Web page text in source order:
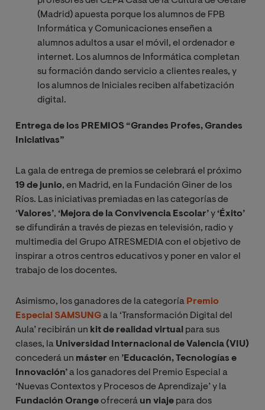
(Madrid) apuesta porque los alumnos de FPB
Informática y Comunicaciones enseñen a
alumnos adultos a usar el móvil, el ordenador e
internet. Los alumnos de Informática completan
su formación dando servicio a clientes reales, y
los alumnos de Iniciales reciben alfabetización
digital.
Entrega de los PREMIOS“Grandes Profes, Grandes
Iniciativas”
La gala de entrega de premios se celebrará el próximo
19 de junio, en Madrid, en la Fundación Giner de los
Ríos. Las iniciativas premiadas en las categorías de
‘Valores’, ‘Mejora de la Convivencia Escolar’y‘Éxito’
se difundirán a través de piezas en televisión, radio y
multimedia del Grupo ATRESMEDIA con el objetivo de
inspirar a otros centros educativos y poner en valor el
trabajo de los docentes.
Asimismo, los ganadores de la categoría Premio
Especial SAMSUNGa la ‘Transformación Digital del
Aula’ recibirán un kit de realidad virtual para sus
clases, la Universidad Internacional de Valencia(VIU)
concederá un máster en ’Educación, Tecnologías e
Innovación’a los ganadores del Premio Especial a
‘Nuevas Contextos y Procesos de Aprendizaje’y la
Fundación Orangeofrecerá un viaje para dos